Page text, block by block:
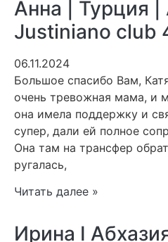
Анна | Турция |
Justiniano club
06.11.2024
Большое спасибо Вам,
очень тревожная мама, и
она имела поддержку и
супер, дали ей полное
Она там на трансфер
ругалась,
Читать далее »
Ирина I Абхазия